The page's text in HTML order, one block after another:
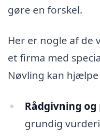
gøre en forskel.
Her er nogle af de
et firma med
Nøvling kan
Rådgivning
grundig